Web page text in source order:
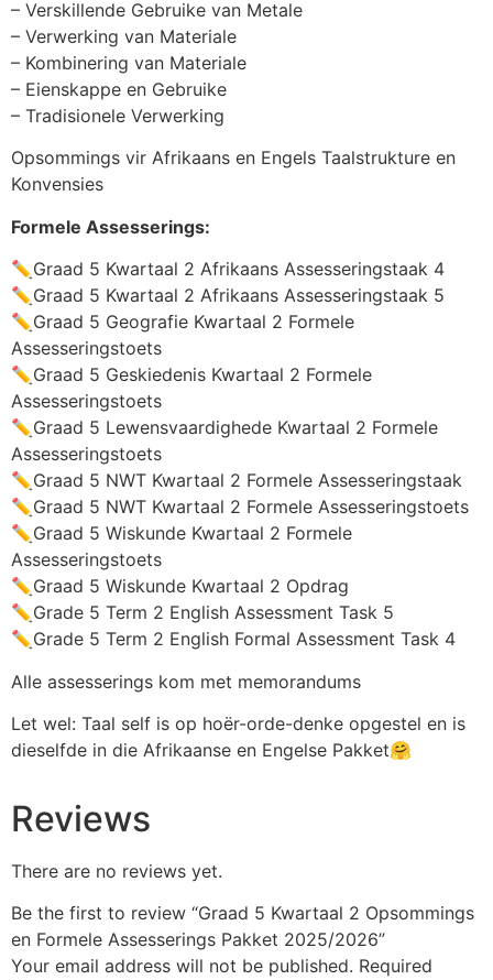
– Verskillende Gebruike van Metale
– Verwerking van Materiale
– Kombinering van Materiale
– Eienskappe en Gebruike
– Tradisionele Verwerking
Opsommings vir Afrikaans en Engels Taalstrukture en
Konvensies
Formele Assesserings:
✏️Graad 5 Kwartaal 2 Afrikaans Assesseringstaak 4
✏️Graad 5 Kwartaal 2 Afrikaans Assesseringstaak 5
✏️Graad 5 Geografie Kwartaal 2 Formele
Assesseringstoets
✏️Graad 5 Geskiedenis Kwartaal 2 Formele
Assesseringstoets
✏️Graad 5 Lewensvaardighede Kwartaal 2 Formele
Assesseringstoets
✏️Graad 5 NWT Kwartaal 2 Formele Assesseringstaak
✏️Graad 5 NWT Kwartaal 2 Formele Assesseringstoets
✏️Graad 5 Wiskunde Kwartaal 2 Formele
Assesseringstoets
✏️Graad 5 Wiskunde Kwartaal 2 Opdrag
✏️Grade 5 Term 2 English Assessment Task 5
✏️Grade 5 Term 2 English Formal Assessment Task 4
Alle assesserings kom met memorandums
Let wel: Taal self is op hoër-orde-denke opgestel en is
dieselfde in die Afrikaanse en Engelse Pakket🤗
Reviews
There are no reviews yet.
Be the first to review “Graad 5 Kwartaal 2 Opsommings
en Formele Assesserings Pakket 2025/2026”
Your email address will not be published. Required